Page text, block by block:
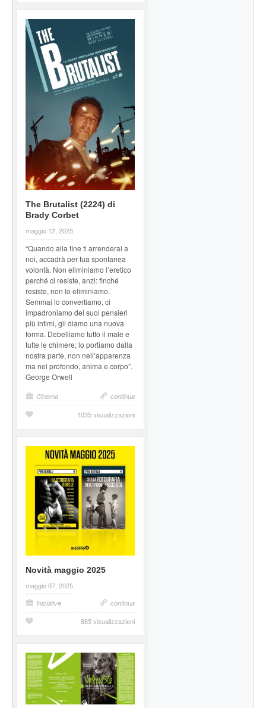
The Brutalist (2224) di
Brady Corbet
maggio 12, 2025
“Quando alla fine ti arrenderai a
noi, accadrà per tua spontanea
volontà. Non eliminiamo l’eretico
perché ci resiste, anzi: finché
resiste, non lo eliminiamo.
Semmai lo convertiamo, ci
impadroniamo dei suoi pensieri
più intimi, gli diamo una nuova
forma. Debelliamo tutto il male e
tutte le chimere; lo portiamo dalla
nostra parte, non nell’apparenza
ma nel profondo, anima e corpo”.
George Orwell
Cinema continua
1035 visualizzazioni
Novità maggio 2025
maggio 07, 2025
Iniziative continua
885 visualizzazioni